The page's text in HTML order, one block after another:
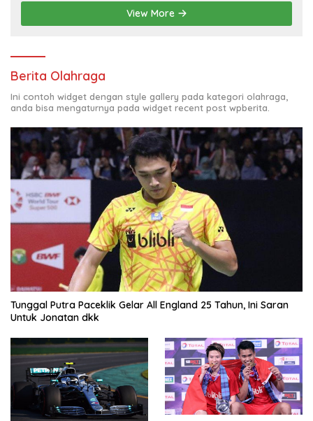
View More
Berita Olahraga
Ini contoh widget dengan style gallery pada kategori olahraga,
anda bisa mengaturnya pada widget recent post wpberita.
Tunggal Putra Paceklik Gelar All England 25 Tahun, Ini Saran
Untuk Jonatan dkk